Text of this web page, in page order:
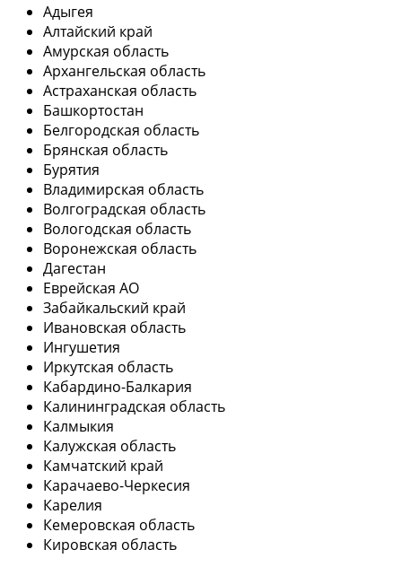
Адыгея
Алтайский край
Амурская область
Архангельская область
Астраханская область
Башкортостан
Белгородская область
Брянская область
Бурятия
Владимирская область
Волгоградская область
Вологодская область
Воронежская область
Дагестан
Еврейская АО
Забайкальский край
Ивановская область
Ингушетия
Иркутская область
Кабардино-Балкария
Калининградская область
Калмыкия
Калужская область
Камчатский край
Карачаево-Черкесия
Карелия
Кемеровская область
Кировская область